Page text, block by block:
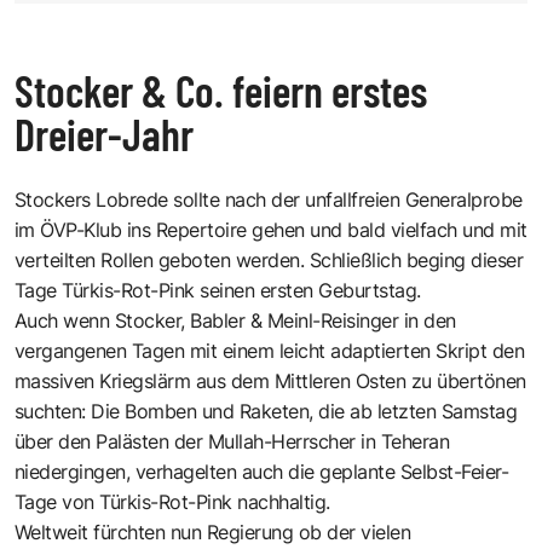
Stocker & Co. feiern erstes
Dreier-Jahr
Stockers Lobrede sollte nach der unfallfreien Generalprobe
im ÖVP-Klub ins Repertoire gehen und bald vielfach und mit
verteilten Rollen geboten werden. Schließlich beging dieser
Tage Türkis-Rot-Pink seinen ersten Geburtstag.
Auch wenn Stocker, Babler & Meinl-Reisinger in den
vergangenen Tagen mit einem leicht adaptierten Skript den
massiven Kriegslärm aus dem Mittleren Osten zu übertönen
suchten: Die Bomben und Raketen, die ab letzten Samstag
über den Palästen der Mullah-Herrscher in Teheran
niedergingen, verhagelten auch die geplante Selbst-Feier-
Tage von Türkis-Rot-Pink nachhaltig.
Weltweit fürchten nun Regierung ob der vielen